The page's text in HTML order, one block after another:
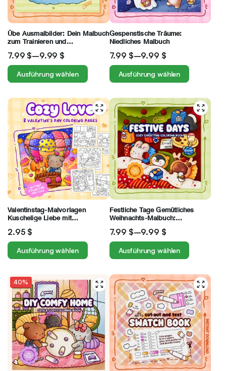
Übe Ausmalbilder: Dein Malbuch
zum Trainieren und
Fähigkeiten
7.99 $–9.99 $
Ausführung wählen
Gespenstische Träume:
Niedliches Malbuch
7.99 $–9.99 $
Ausführung wählen
Valentinstag-Malvorlagen
Kuschelige Liebe mit
handgezeichneten, gemütlichen
Illustrationen
2.95 $
Ausführung wählen
Festliche Tage Gemütliches
Weihnachts-Malbuch:
Erwachsene und Teenager
7.99 $–9.99 $
Ausführung wählen
40%